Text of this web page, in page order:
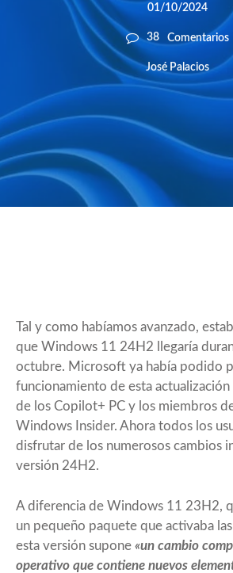
01/10/2024
38 Comentarios
José Palacios
Tal y como habíamos avanzado,
que Windows 11 24H2 llegaría
octubre. Microsoft ya había podido
funcionamiento de esta
de los Copilot+ PC y los miembros
Windows Insider. Ahora todos los
disfrutar de los numerosos cambios
versión 24H2.
A diferencia de Windows 11 23H2,
un pequeño paquete que activaba
esta versión supone «un cambio
operativo que contiene nuevos